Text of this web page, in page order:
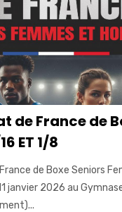
de France de
ET 1/8
de Boxe Seniors
janvier 2026 au